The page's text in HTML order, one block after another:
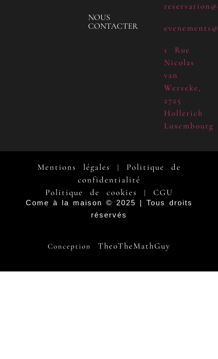
NOUS
CONTACTER
1 Rue
Nicolas
van
Werveke,
2725
Hollerich
Luxembourg
Mentions légales | Politique de
confidentialité
Politique de cookies
| CGU
Come à la maison © 2025 | Tous droits
réservés
Conception TheoTheMathGuy